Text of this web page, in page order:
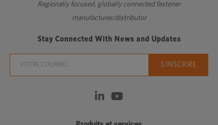
Regionally focused, globally connected fastener
manufacturer/distributor
Stay Connected With News and Updates